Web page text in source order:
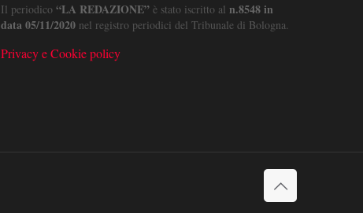
Il periodico “LA REDAZIONE”è stato iscritto al n.8548 in
data 05/11/2020nel registro periodici del Tribunale di Bologna.
Privacy e Cookie policy